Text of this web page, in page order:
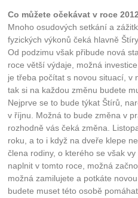
Co můžete očekávat v roce
Mnoho osudových setkání a
fyzických výkonů čeká hlavně
Od podzimu však přibude nová
roce větší výdaje, možná
je třeba počítat s novou situací, v
tak si na každou změnu budete
Nejprve se to bude týkat Štírů,
v říjnu. Možná to bude změna v
rozhodně vás čeká změna.
roku, a to i když na dveře klepe
člena rodiny, o kterého se však
naplnit v tomto roce, možná
možná zamilujete a potkáte
budete muset této osobě